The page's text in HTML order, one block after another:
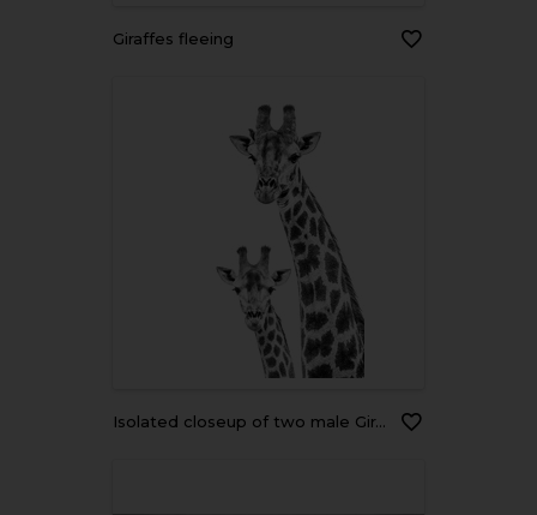
Giraffes fleeing
Isolated closeup of two male Giraffes looking into the camera, Greater Kruger, (black and white)